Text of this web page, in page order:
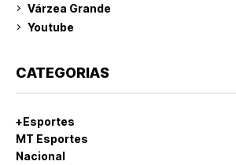
Várzea Grande
Youtube
CATEGORIAS
+Esportes
MT Esportes
Nacional